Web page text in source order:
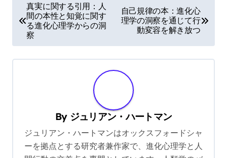
o
真実に関する引用：人
間の本性と知覚に関す
る進化心理学からの洞
察
自己規律の本：進化心
理学の洞察を通じて行
動変容を解き放つ
By ジュリアン・ハートマン
ジュリアン・ハートマンはオックスフォードシャ
ーを拠点とする研究者兼作家で、進化心理学と人